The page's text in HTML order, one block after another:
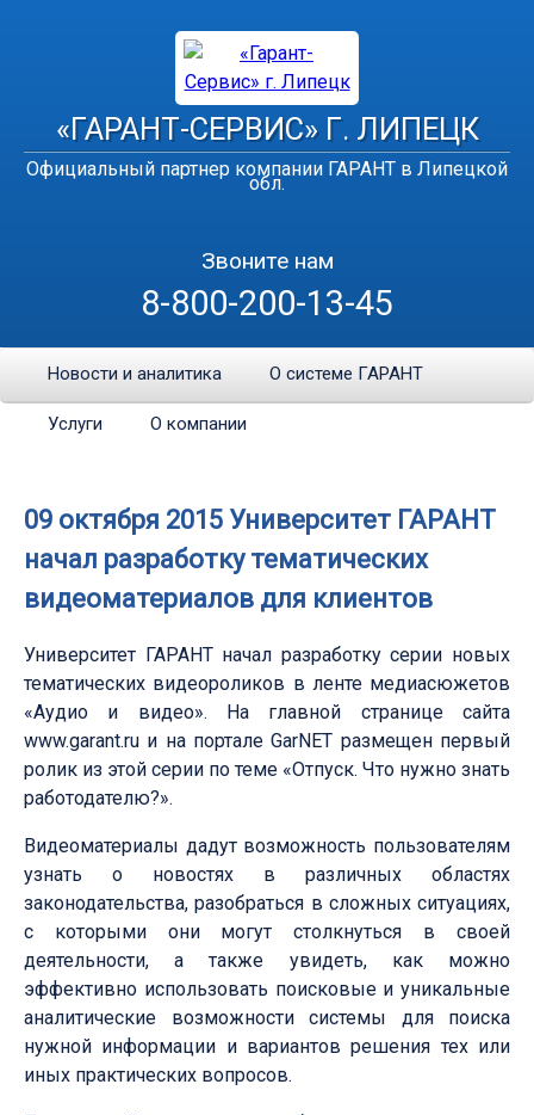
«ГАРАНТ-СЕРВИС» Г. ЛИПЕЦК
Официальный партнер компании ГАРАНТ в Липецкой
обл.
Звоните нам
8-800-200-13-45
Новости и аналитика О системе ГАРАНТ
Услуги О компании
09 октября 2015 Университет ГАРАНТ
начал разработку тематических
видеоматериалов для клиентов
Университет ГАРАНТ начал разработку серии новых
тематических видеороликов в ленте медиасюжетов
«Аудио и видео». На главной странице сайта
www.garant.ru и на портале GarNET размещен первый
ролик из этой серии по теме «Отпуск. Что нужно знать
работодателю?».
Видеоматериалы дадут возможность пользователям
узнать о новостях в различных областях
законодательства, разобраться в сложных ситуациях,
с которыми они могут столкнуться в своей
деятельности, а также увидеть, как можно
эффективно использовать поисковые и уникальные
аналитические возможности системы для поиска
нужной информации и вариантов решения тех или
иных практических вопросов.